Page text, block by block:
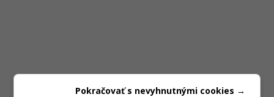
Pokračovať s nevyhnutnými cookies →